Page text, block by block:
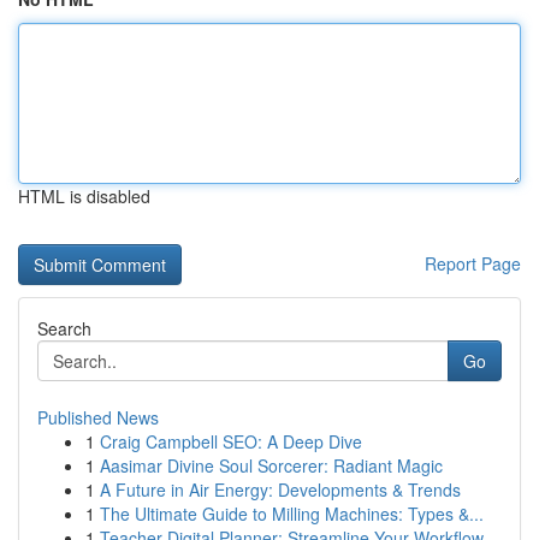
HTML is disabled
Report Page
Search
Go
Published News
1 Craig Campbell SEO: A Deep Dive
1 Aasimar Divine Soul Sorcerer: Radiant Magic
1 A Future in Air Energy: Developments & Trends
1 The Ultimate Guide to Milling Machines: Types &...